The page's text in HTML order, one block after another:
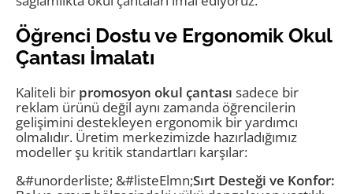
Öğrenci Dostu ve Ergonomik Okul
Çantası İmalatı
Kaliteli bir promosyon okul çantası sadece bir
reklam ürünü değil aynı zamanda öğrencilerin
gelişimini destekleyen ergonomik bir yardımcı
olmalıdır. Üretim merkezimizde hazırladığımız
modeller şu kritik standartları karşılar:
&#unorderliste; &#listeElmn;Sırt Desteği ve Konfor: